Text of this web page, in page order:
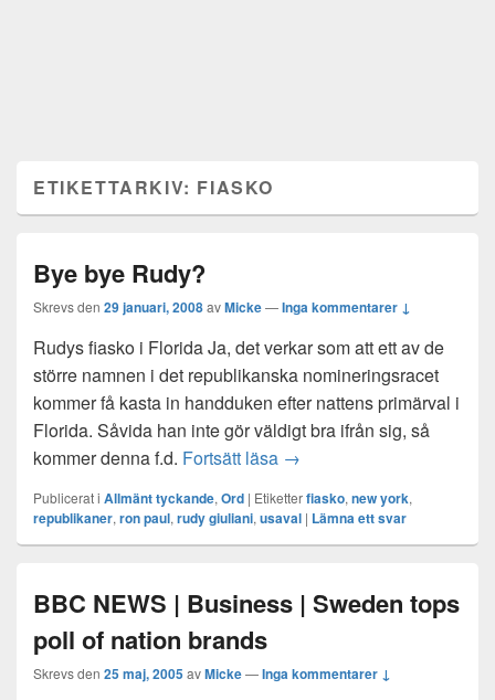
ETIKETTARKIV: FIASKO
Bye bye Rudy?
Skrevs den 29 januari, 2008avMicke—Inga kommentarer ↓
Rudys fiasko i Florida Ja, det verkar som att ett av de
större namnen i det republikanska nomineringsracet
kommer få kasta in handduken efter nattens primärval i
Florida. Såvida han inte gör väldigt bra ifrån sig, så
kommer denna f.d. Fortsätt läsa Bye bye Rudy?
→
Publicerat i Allmänt tyckande, Ord | Etiketterfiasko, new york,
republikaner, ron paul, rudy giuliani, usaval | Lämna ett svar
BBC NEWS | Business | Sweden tops
poll of nation brands
Skrevs den 25 maj, 2005avMicke—Inga kommentarer ↓